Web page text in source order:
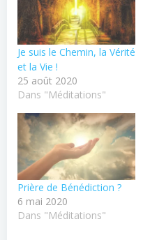
Je suis le Chemin, la Vérité
et la Vie !
25 août 2020
Dans "Méditations"
Prière de Bénédiction ?
6 mai 2020
Dans "Méditations"